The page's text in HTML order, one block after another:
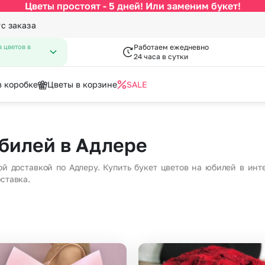
Цветы простоят - 5 дней! Или заменим букет!
заказа
цветов в
Работаем ежедневно
24 часа в сутки
роза
По виду цветка
Букеты до 2500 руб
Букеты 1500 - 2600 руб.
Недорогие цветы
Новый Год
Белые розы
Красные розы
коробке Цветы в корзине SALE
в Адлере
по Адлеру. Купить букет цветов на юбилей в